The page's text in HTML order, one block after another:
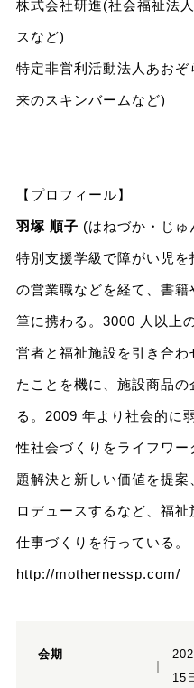
株式会社研進(社会福祉法
スなど)
特定非営利活動法人あお
来のスキンバームなど)
【プロフィール】
羽塚 順子 (はねづか・じゅ
特別支援学級で障がい児
の営業職などを経て、書
筆に携わる。3000 人以上
営者と福祉施設を引き合
たことを機に、施設商品
る。2009 年より社会的に
性社会づくりをライフワ
題解決と新しい価値を提
ロデュースするなど、福
仕事づくりを行っている。
http://mothernessp.com/
会期
15